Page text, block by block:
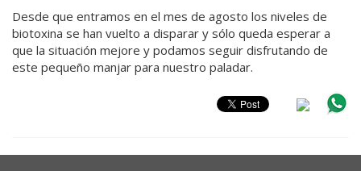
Desde que entramos en el mes de agosto los niveles de
biotoxina se han vuelto a disparar y sólo queda esperar a
que la situación mejore y podamos seguir disfrutando de
este pequeño manjar para nuestro paladar.